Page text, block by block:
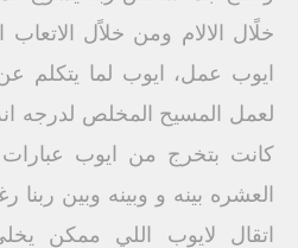
خلًال الالام ومن خلاًل الاتعاب
ايوب عمل، ايوب لما يتكلم
لعمل المسيح المخلص لدرجه
كانت بتخرج من ايوب
العشره بينه و وبينه وبين ربنا
اتقال لايوب اللي ممكن